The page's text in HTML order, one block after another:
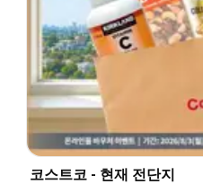
코스트코 - 현재 전단지